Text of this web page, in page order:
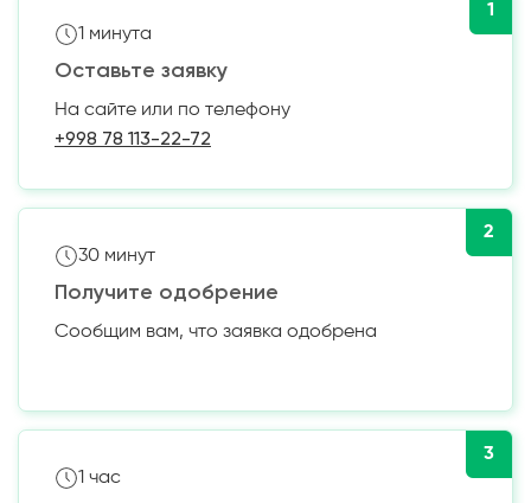
1
1 минута
Оставьте заявку
На сайте или по телефону
+998 78 113-22-72
2
30 минут
Получите одобрение
Сообщим вам, что заявка одобрена
3
1 час